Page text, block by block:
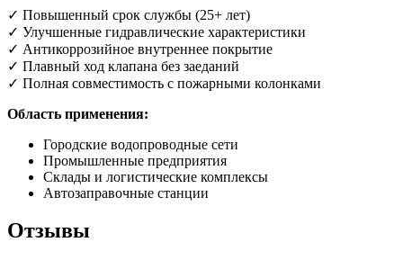
✓ Повышенный срок службы (25+ лет)
✓ Улучшенные гидравлические характеристики
✓ Антикоррозийное внутреннее покрытие
✓ Плавный ход клапана без заеданий
✓ Полная совместимость с пожарными колонками
Область применения:
Городские водопроводные сети
Промышленные предприятия
Склады и логистические комплексы
Автозаправочные станции
Отзывы